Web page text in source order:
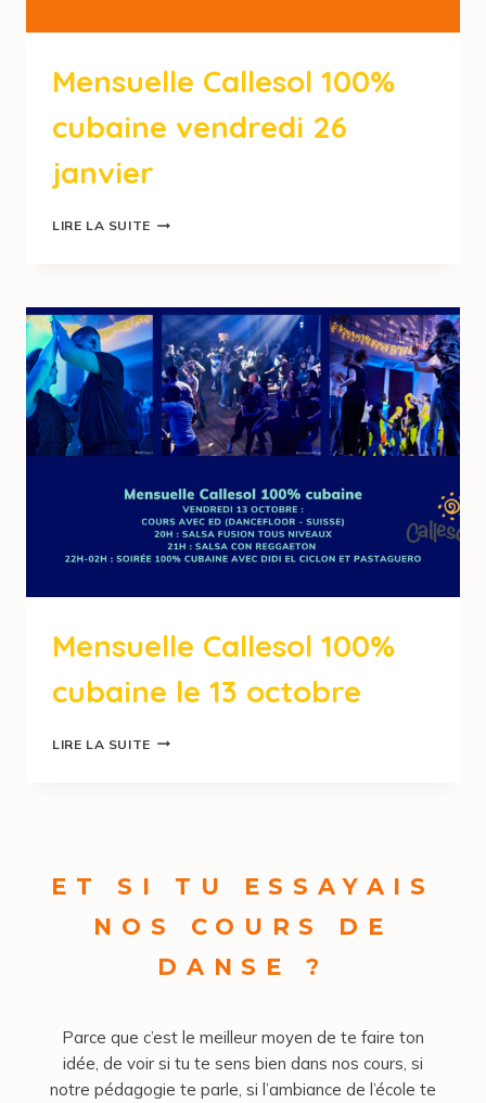
Mensuelle Callesol 100%
cubaine vendredi 26
janvier
LIRE LA SUITE
Mensuelle Callesol 100%
cubaine le 13 octobre
LIRE LA SUITE
ET SI TU ESSAYAIS
NOS COURS DE
DANSE ?
Parce que c’est le meilleur moyen de te faire ton
idée, de voir si tu te sens bien dans nos cours, si
notre pédagogie te parle, si l’ambiance de l’école te